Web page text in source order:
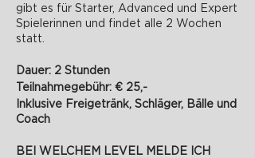
gibt es für Starter, Advanced und Expert
Spielerinnen und findet alle 2 Wochen
statt.
Dauer: 2 Stunden
Teilnahmegebühr: € 25,-
Inklusive Freigetränk, Schläger, Bälle und
Coach
BEI WELCHEM LEVEL MELDE ICH